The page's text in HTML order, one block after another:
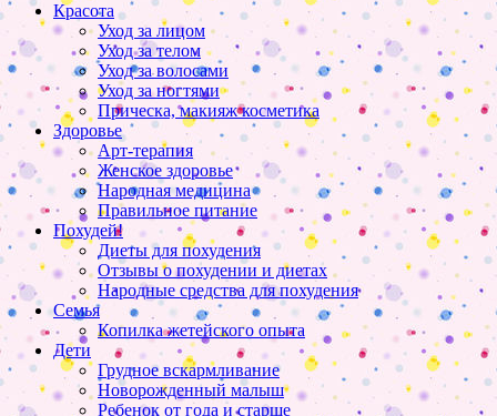
Красота
Уход за лицом
Уход за телом
Уход за волосами
Уход за ногтями
Прическа, макияж косметика
Здоровье
Арт-терапия
Женское здоровье
Народная медицина
Правильное питание
Похудей!
Диеты для похудения
Отзывы о похудении и диетах
Народные средства для похудения
Семья
Копилка жетейского опыта
Дети
Грудное вскармливание
Новорожденный малыш
Ребенок от года и старше